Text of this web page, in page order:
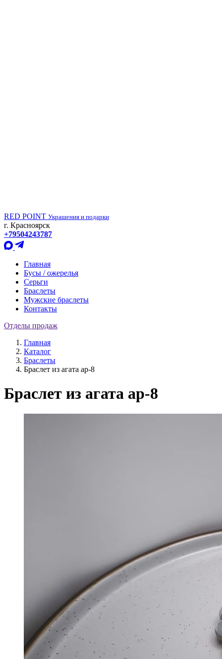
RED POINT Украшения и подарки
г. Красноярск
+79504243787
Главная
Бусы / ожерелья
Серьги
Браслеты
Мужские браслеты
Контакты
Отделы продаж
Главная
Каталог
Браслеты
Браслет из агата ар-8
Браслет из агата ар-8